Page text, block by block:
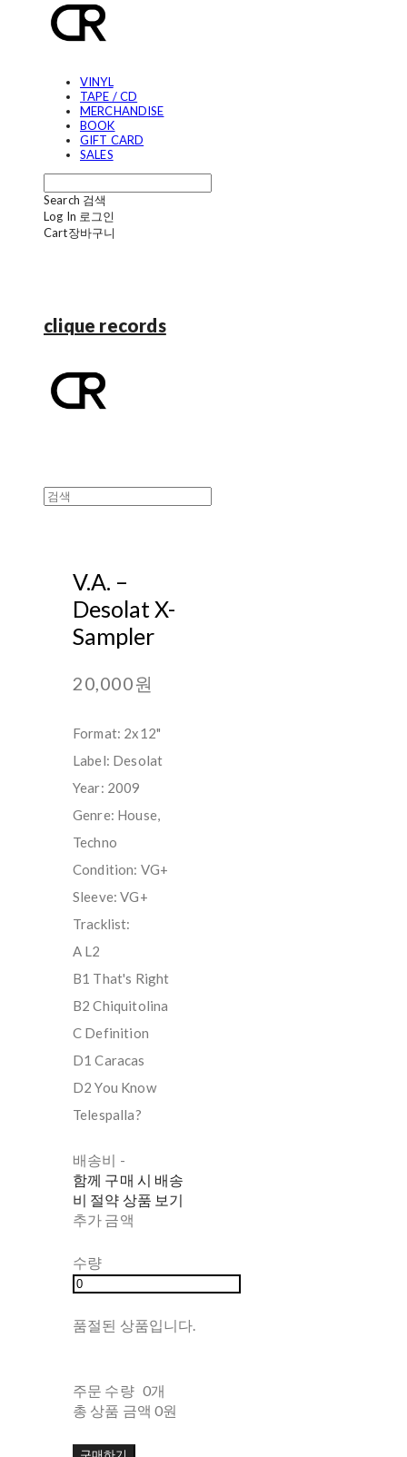
VINYL
TAPE / CD
MERCHANDISE
BOOK
GIFT CARD
SALES
Search 검색
Log In 로그인
Cart장바구니
clique records
V.A. ‎–
Desolat X-
Sampler
20,000원
Format: 2x12"
Label: Desolat
Year: 2009
Genre: House,
Techno
Condition: VG+
Sleeve: VG+
Tracklist:
A L2
B1 That's Right
B2 Chiquitolina
C Definition
D1 Caracas
D2 You Know
Telespalla?
배송비 -
함께 구매 시 배송
비 절약 상품 보기
추가 금액
수량
품절된 상품입니다.
주문 수량 0개
총 상품 금액 0원
구매하기